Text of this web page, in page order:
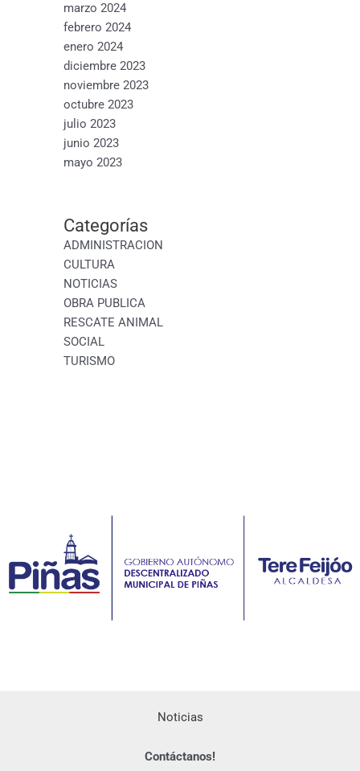
marzo 2024
febrero 2024
enero 2024
diciembre 2023
noviembre 2023
octubre 2023
julio 2023
junio 2023
mayo 2023
Categorías
ADMINISTRACION
CULTURA
NOTICIAS
OBRA PUBLICA
RESCATE ANIMAL
SOCIAL
TURISMO
Noticias
Contáctanos!